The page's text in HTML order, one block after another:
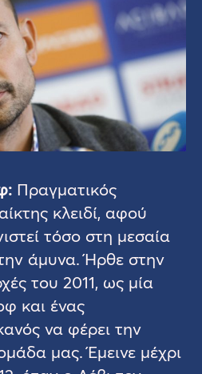
Πραγματικός
κλειδί, αφού
τόσο στη μεσαία
άμυνα. Ήρθε στην
του 2011, ως μία
και ένας
να φέρει την
μας. Έμεινε μέχρι